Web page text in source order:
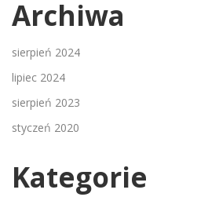
Archiwa
sierpień 2024
lipiec 2024
sierpień 2023
styczeń 2020
Kategorie